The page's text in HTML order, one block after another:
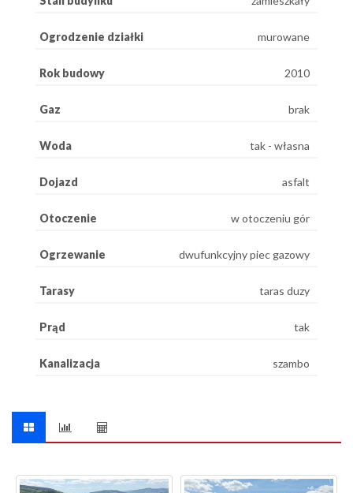
Ogrodzenie działki murowane
Rok budowy 2010
Gaz brak
Woda tak - własna
Dojazd asfalt
Otoczenie w otoczeniu gór
Ogrzewanie dwufunkcyjny piec gazowy
Tarasy taras duzy
Prąd tak
Kanalizacja szambo